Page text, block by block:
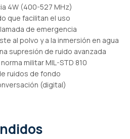
4W (400-527 MHz)
que facilitan el uso
de emergencia
al polvo y a la inmersión en agua
supresión de ruido avanzada
militar MIL-STD 810
ruidos de fondo
(digital)